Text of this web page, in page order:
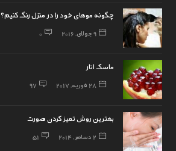
چگونه موهای خود را در منزل رنگ کنیم؟
9 جولای, 2016 0
ماسک انار
28 فوریه, 2017 97
بهترین روش تمیز کردن صورت
2 دسامبر, 2014 51